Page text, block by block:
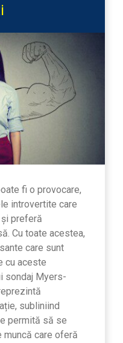
fi o provocare,
introvertite care
preferă
Cu toate acestea,
care sunt
cu aceste
sondaj Myers-
subliniind
permită să se
care oferă